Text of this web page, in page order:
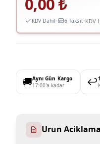
KDV Dahil 6 Taksit KDV
🚚Aynı Gün Kargo
17:00'a kadar
↩️
Urun